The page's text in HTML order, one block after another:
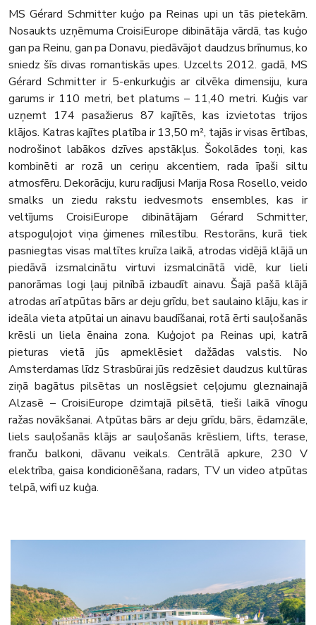
MS Gérard Schmitter kuģo pa Reinas upi un tās pietekām.
Nosaukts uzņēmuma CroisiEurope dibinātāja vārdā, tas kuģo
gan pa Reinu, gan pa Donavu, piedāvājot daudzus brīnumus, ko
sniedz šīs divas romantiskās upes. Uzcelts 2012. gadā, MS
Gérard Schmitter ir 5-enkurkuģis ar cilvēka dimensiju, kura
garums ir 110 metri, bet platums – 11,40 metri. Kuģis var
uzņemt 174 pasažierus 87 kajītēs, kas izvietotas trijos
klājos. Katras kajītes platība ir 13,50 m², tajās ir visas ērtības,
nodrošinot labākos dzīves apstākļus. Šokolādes toņi, kas
kombinēti ar rozā un ceriņu akcentiem, rada īpaši siltu
atmosfēru. Dekorāciju, kuru radījusi Marija Rosa Rosello, veido
smalks un ziedu rakstu iedvesmots ensembles, kas ir
veltījums CroisiEurope dibinātājam Gérard Schmitter,
atspoguļojot viņa ģimenes mīlestību. Restorāns, kurā tiek
pasniegtas visas maltītes kruīza laikā, atrodas vidējā klājā un
piedāvā izsmalcinātu virtuvi izsmalcinātā vidē, kur lieli
panorāmas logi ļauj pilnībā izbaudīt ainavu. Šajā pašā klājā
atrodas arī atpūtas bārs ar deju grīdu, bet saulaino klāju, kas ir
ideāla vieta atpūtai un ainavu baudīšanai, rotā ērti sauļošanās
krēsli un liela ēnaina zona. Kuģojot pa Reinas upi, katrā
pieturas vietā jūs apmeklēsiet dažādas valstis. No
Amsterdamas līdz Strasbūrai jūs redzēsiet daudzus kultūras
ziņā bagātus pilsētas un noslēgsiet ceļojumu gleznainajā
Alzasē – CroisiEurope dzimtajā pilsētā, tieši laikā vīnogu
ražas novākšanai. Atpūtas bārs ar deju grīdu, bārs, ēdamzāle,
liels sauļošanās klājs ar sauļošanās krēsliem, lifts, terase,
franču balkoni, dāvanu veikals. Centrālā apkure, 230 V
elektrība, gaisa kondicionēšana, radars, TV un video atpūtas
telpā, wifi uz kuģa.